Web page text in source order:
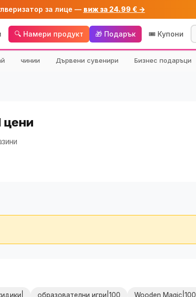
за лице — виж за 24.99 € →
🔍 Намери продукт 🎁 Подарък 🎟️ Купони
чинии Дървени сувенири Бизнес подаръци
образователни игри|100 Wooden Magic|100